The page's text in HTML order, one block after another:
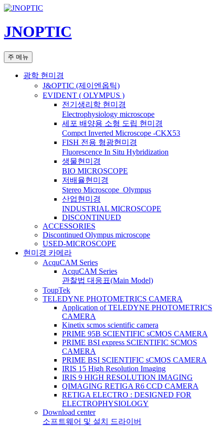
컨
츠
로
너
JNOPTIC
검
색
주 메뉴
광학 현미경
J&OPTIC (제이엔옵틱)
EVIDENT ( OLYMPUS )
전기생리학 현미경
Electrophysiology microscope
세포 배양용 소형 도립 현미경
Compct Inverted Microscope -CKX53
FISH 전용 형광현미경
Fluorescence In Situ Hybridization
생물현미경
BIO MICROSCOPE
저배율현미경
Stereo Microscope_Olympus
산업현미경
INDUSTRIAL MICROSCOPE
DISCONTINUED
ACCESSORIES
Discontinued Olympus microscope
USED-MICROSCOPE
현미경 카메라
AcquCAM Series
AcquCAM Series
관찰법 대응표(Main Model)
ToupTek
TELEDYNE PHOTOMETRICS CAMERA
Application of TELEDYNE PHOTOMETRICS
CAMERA
Kinetix scmos scientific camera
PRIME 95B SCIENTIFIC sCMOS CAMERA
PRIME BSI express SCIENTIFIC SCMOS
CAMERA
PRIME BSI SCIENTIFIC sCMOS CAMERA
IRIS 15 High Resolution Imaging
IRIS 9 HIGH RESOLUTION IMAGING
QIMAGING RETIGA R6 CCD CAMERA
RETIGA ELECTRO : DESIGNED FOR
ELECTROPHYSIOLOGY
Download center
소프트웨어 및 설치 드라이버